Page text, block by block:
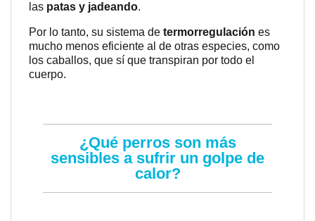
las patas y jadeando.
Por lo tanto, su sistema de termorregulación es
mucho menos eficiente al de otras especies, como
los caballos, que sí que transpiran por todo el
cuerpo.
¿Qué perros son más
sensibles a sufrir un golpe de
calor?